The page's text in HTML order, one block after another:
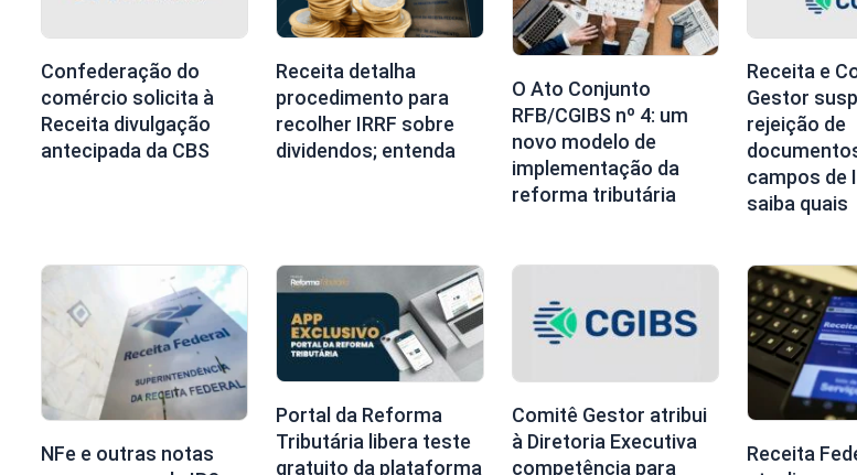
Confederação do
comércio solicita à
Receita divulgação
antecipada da CBS
Receita detalha
procedimento para
recolher IRRF sobre
dividendos; entenda
O Ato Conjunto
RFB/CGIBS nº 4: um
novo modelo de
implementação da
reforma tributária
Receita e
Gestor
rejeição de
campos de
saiba quais
NFe e outras notas
Portal da Reforma
Tributária libera teste
gratuito da plataforma
Comitê Gestor atribui
à Diretoria Executiva
competência para
Receita